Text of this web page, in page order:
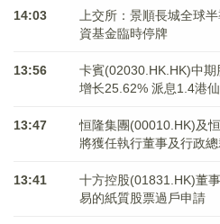
14:03
上交所：景順長城全球
資基金臨時停牌
13:56
卡賓(02030.HK.HK)中
增长25.62% 派息1.4港仙
13:47
恒隆集團(00010.HK)及
將獲任執行董事及行政
13:41
十方控股(01831.HK)董
易的紙質股票過戶申請